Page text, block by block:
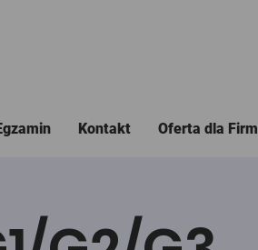
Kontakt Oferta dla Firm